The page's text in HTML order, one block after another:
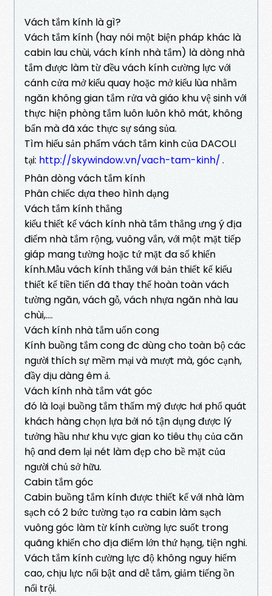
Vách tắm kính là gì?
Vách tắm kính (hay nói một biện pháp khác là
cabin lau chùi, vách kính nhà tắm) là dòng nhà
tắm được làm từ đều vách kính cường lực với
cánh cửa mở kiểu quay hoặc mở kiểu lùa nhằm
ngăn không gian tắm rửa và giáo khu vệ sinh với
thực hiện phòng tắm luôn luôn khô mát, không
bẩn mà đã xác thực sự sáng sủa.
Tìm hiểu sản phẩm vách tắm kinh của DACOLI
tại: http://skywindow.vn/vach-tam-kinh/.
Phân dòng vách tắm kính
Phân chiếc dựa theo hình dạng
Vách tắm kính thẳng
kiểu thiết kế vách kính nhà tắm thẳng ưng ý địa
điểm nhà tắm rộng, vuông vắn, với một mặt tiếp
giáp mang tường hoặc tứ mặt đa số khiến
kính.Mẫu vách kính thẳng với bản thiết kế kiểu
thiết kế tiền tiến đã thay thế hoàn toàn vách
tường ngăn, vách gỗ, vách nhựa ngăn nhà lau
chùi,….
Vách kính nhà tắm uốn cong
Kính buồng tắm cong đc dùng cho toàn bộ các
người thích sự mềm mại và mượt mà, góc cạnh,
đầy dịu dàng êm ả.
Vách kính nhà tắm vát góc
đó là loại buồng tắm thẩm mỹ được hơi phổ quát
khách hàng chọn lựa bởi nó tận dụng được lý
tưởng hầu như khu vực gian ko tiêu thụ của căn
hộ and đem lại nét làm đẹp cho bề mặt của
người chủ sở hữu.
Cabin tắm góc
Cabin buồng tắm kính được thiết kế với nhà làm
sạch có 2 bức tường tạo ra cabin làm sạch
vuông góc làm từ kính cường lực suốt trong
quãng khiến cho địa điểm lớn thứ hạng, tiện nghi.
Vách tắm kính cường lực độ không nguy hiểm
cao, chịu lực nổi bật and dễ tắm, giảm tiếng ồn
nổi trội.